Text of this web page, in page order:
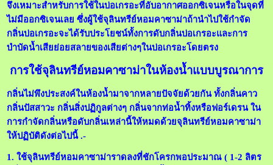
จึงเหมาะสำหรับการใช้ในบ่อเกรอะที่อับอากาศออกซิเจนหรือในจุดที่
ไม่มีออกซิเจนเลย ซึ่งผู้ใช้จุลินทรีย์หอมคาซาม่าถ้านำไปใช้กำจัด
กลิ่นบ่อเกรอะจะได้รับประโยชน์ทั้งการดับกลิ่นบ่อเกรอะและการ
บำบัดน้ำเสียย่อยสลายของเสียต่างๆในบ่อเกรอะโดยตรง
การใช้จุลินทรีย์หอมคาซาม่าในห้องน้ำแบบบูรณาการ
กลิ่นไม่พึงประสงค์ในห้องน้ำมาจากหลายปัจจัยด้วยกัน ทั้งกลิ่นคาว
กลิ่นปัสสาวะ กลิ่นสิ่งปฏิกูลต่างๆ กลิ่นจากท่อน้ำทิ้งหรือฟอร์เดรน ใน
การกำจัดกลิ่นหรือดับกลิ่นเหล่านี้ให้หมดด้วยจุลินทรีย์หอมคาซาม่า
ให้ปฏิบัติดังต่อไปนี้ .-
1. ใช้จุลินทรีย์หอมคาซาม่าราดลงที่ชักโครกพอประมาณ ( 1-2 ลิตร